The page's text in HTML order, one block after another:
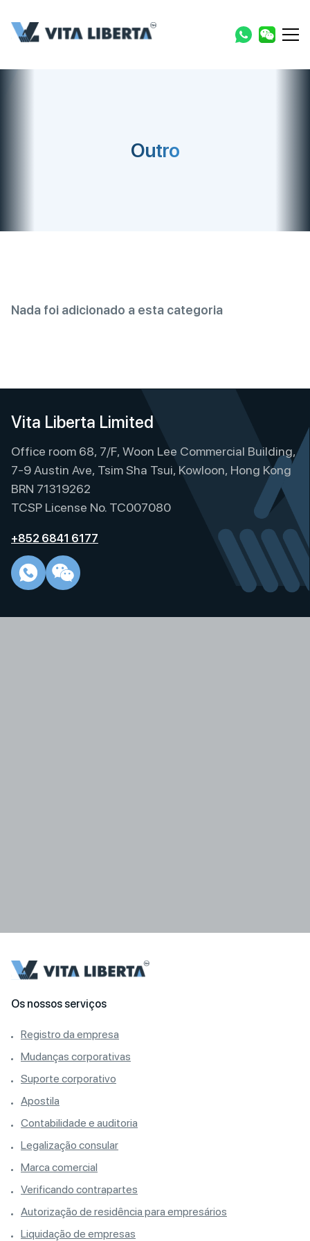
Outro
Nada foi adicionado a esta categoria
Vita Liberta Limited
Office room 68, 7/F, Woon Lee Commercial Building,
7-9 Austin Ave, Tsim Sha Tsui, Kowloon, Hong Kong
BRN 71319262
TCSP License No. TC007080
+852 6841 6177
Os nossos serviços
Registro da empresa
Mudanças corporativas
Suporte corporativo
Apostila
Contabilidade e auditoria
Legalização consular
Marca comercial
Verificando contrapartes
Autorização de residência para empresários
Liquidação de empresas